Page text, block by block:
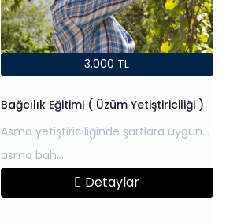
3.000 TL
Bağcılık Eğitimi ( Üzüm Yetiştiriciliği )
Asma yetiştiriciliğinde şartlara uygun
Detaylar